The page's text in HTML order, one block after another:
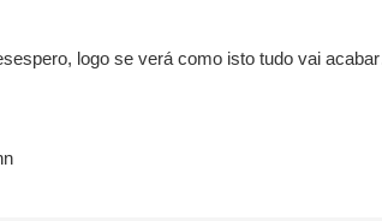
logo se verá como isto tudo vai